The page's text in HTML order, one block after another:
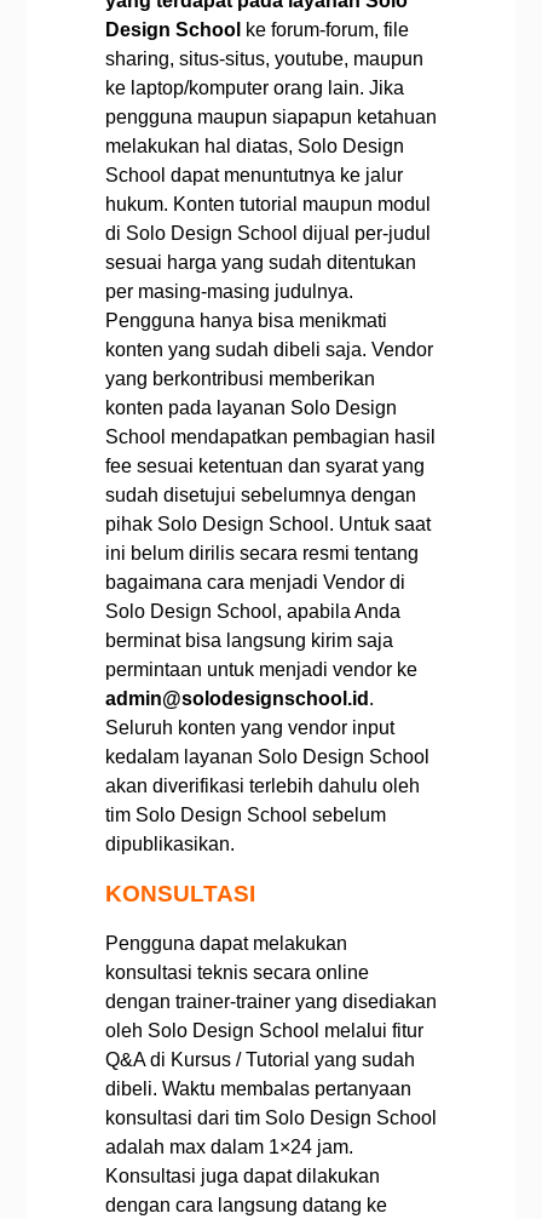
Design School ke forum-forum, file
sharing, situs-situs, youtube, maupun
ke laptop/komputer orang lain. Jika
pengguna maupun siapapun ketahuan
melakukan hal diatas, Solo Design
School dapat menuntutnya ke jalur
hukum. Konten tutorial maupun modul
di Solo Design School dijual per-judul
sesuai harga yang sudah ditentukan
per masing-masing judulnya.
Pengguna hanya bisa menikmati
konten yang sudah dibeli saja. Vendor
yang berkontribusi memberikan
konten pada layanan Solo Design
School mendapatkan pembagian hasil
fee sesuai ketentuan dan syarat yang
sudah disetujui sebelumnya dengan
pihak Solo Design School. Untuk saat
ini belum dirilis secara resmi tentang
bagaimana cara menjadi Vendor di
Solo Design School, apabila Anda
berminat bisa langsung kirim saja
permintaan untuk menjadi vendor ke
admin@solodesignschool.id .
Seluruh konten yang vendor input
kedalam layanan Solo Design School
akan diverifikasi terlebih dahulu oleh
tim Solo Design School sebelum
dipublikasikan.
KONSULTASI
Pengguna dapat melakukan
konsultasi teknis secara online
dengan trainer-trainer yang disediakan
oleh Solo Design School melalui fitur
Q&A di Kursus / Tutorial yang sudah
dibeli. Waktu membalas pertanyaan
konsultasi dari tim Solo Design School
adalah max dalam 1×24 jam.
Konsultasi juga dapat dilakukan
dengan cara langsung datang ke